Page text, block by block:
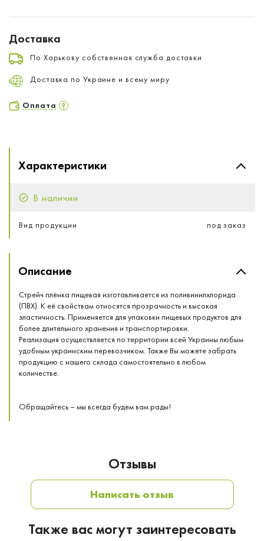
Доставка
По Харькову собственная служба доставки
Доставка по Украине и всему миру
Оплата
Характеристики
В наличии
Вид продукции под заказ
Описание
Стрейч плёнка пищевая изготавливается из поливинилхлорида
(ПВХ). К её свойствам относятся прозрачность и высокая
эластичность. Применяется для упаковки пищевых продуктов для
более длительного хранения и транспортировки.
Реализация осуществляется по территории всей Украины любым
удобным украинским перевозчиком. Также Вы можете забрать
продукцию с нашего склада самостоятельно в любом
количестве.
Обращайтесь – мы всегда будем вам рады!
Отзывы
Написать отзыв
Также вас могут заинтересовать